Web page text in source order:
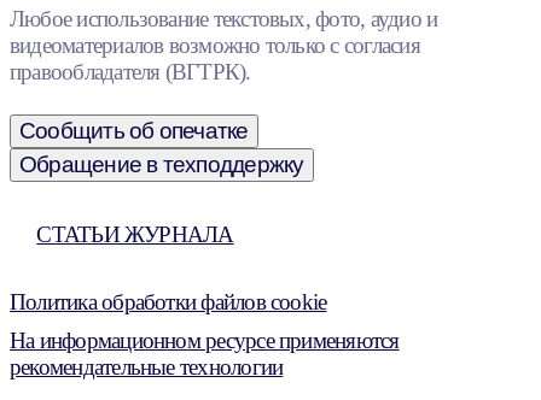
Любое использование текстовых, фото, аудио и
видеоматериалов возможно только с согласия
правообладателя (ВГТРК).
Сообщить об опечатке
Обращение в техподдержку
СТАТЬИ ЖУРНАЛА
Политика обработки файлов cookie
На информационном ресурсе применяются
рекомендательные технологии